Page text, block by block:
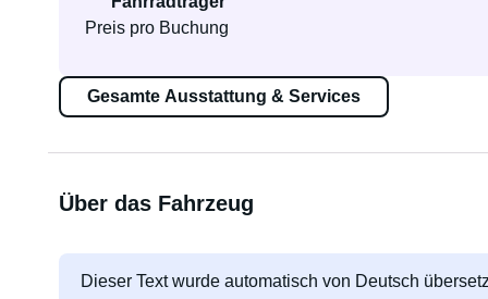
Preis pro Buchung
Gesamte Ausstattung & Services
Über das Fahrzeug
Dieser Text wurde automatisch von Deutsch